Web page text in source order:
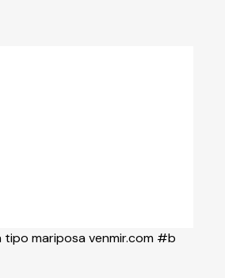
mariposa venmir.com #b